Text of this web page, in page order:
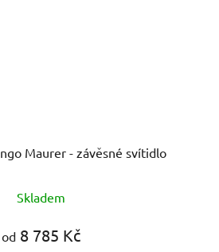
Maurer - závěsné svítidlo
Skladem
od8 785 Kč